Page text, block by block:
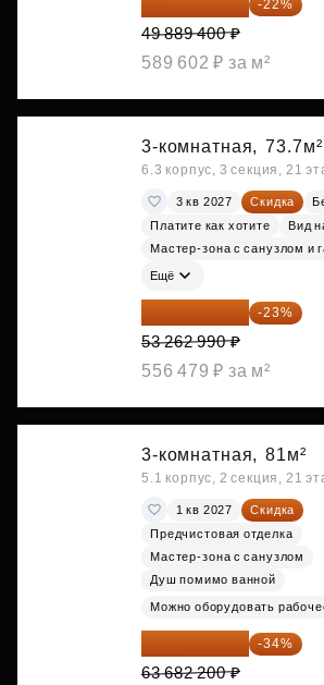
38 913 732 ₽ -22%
49 889 400 ₽
589 602 ₽ за м²
3-комнатная, 73.7м²
6.3 корпус, 3 секция, 21
3 кв 2027 Скидка
Платите как хотите
Вид
Мастер-зона с санузлом и
Ещё
41 012 502 ₽ -23%
53 262 990 ₽
556 479 ₽ за м²
3-комнатная, 81м²
5.1 корпус, 2 секция, 21
1 кв 2027
Скидка
Предчистовая отделка
Мастер-зона с санузлом
Душ помимо ванной
Можно оборудовать
42 030 252 ₽ -34%
63 682 200 ₽